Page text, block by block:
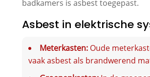
badkamers is asbest toegepast.
Asbest in elektrische
Meterkasten:Oude
vaak asbest als brandwerend